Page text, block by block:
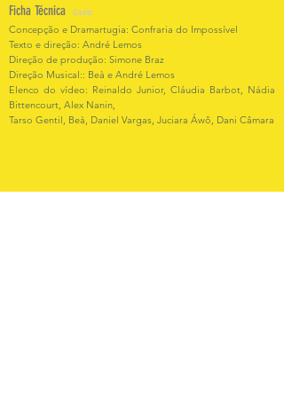
Ficha Técnica Credits
Concepção e Dramartugia: Confraria do Impossível
Texto e direção: André Lemos
Direção de produção: Simone Braz
Direção Musical:: Beà e André Lemos
Elenco do vídeo: Reinaldo Junior, Cláudia Barbot, Nádia
Bittencourt, Alex Nanin,
Tarso Gentil, Beà, Daniel Vargas, Juciara Áwô, Dani Câmara